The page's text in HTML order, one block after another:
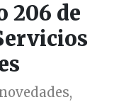
206 de